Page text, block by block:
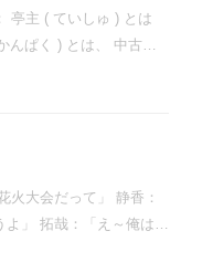
亭主 ( ていしゅ ) とは
ぱく ) とは、 中古期 (
佐 ( ほさ ) し...
火大会だって」 静香：
よ」 拓哉：「え～俺はい
こうよ～」 拓哉...